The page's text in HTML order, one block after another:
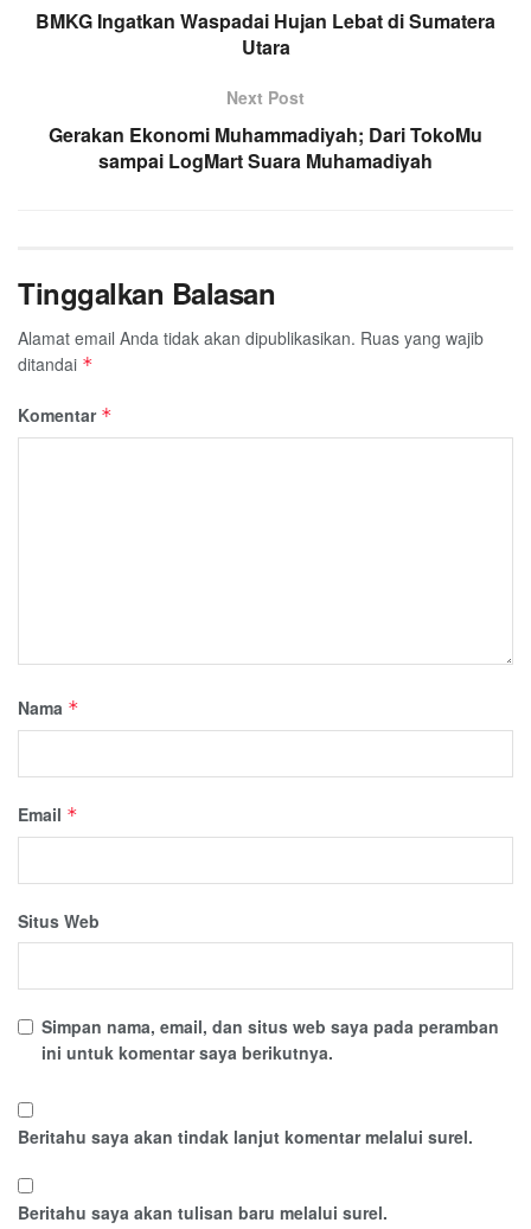
BMKG Ingatkan Waspadai Hujan Lebat di Sumatera
Utara
Next Post
Gerakan Ekonomi Muhammadiyah; Dari TokoMu
sampai LogMart Suara Muhamadiyah
Tinggalkan Balasan
Alamat email Anda tidak akan dipublikasikan. Ruas yang wajib
ditandai *
Komentar *
Nama *
Email *
Situs Web
Simpan nama, email, dan situs web saya pada peramban
ini untuk komentar saya berikutnya.
Beritahu saya akan tindak lanjut komentar melalui surel.
Beritahu saya akan tulisan baru melalui surel.